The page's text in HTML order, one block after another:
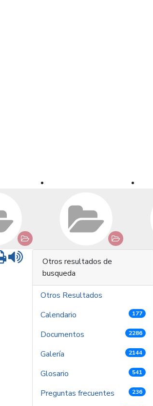
Imprimir
Otros resultados de
busqueda
Otros Resultados
Calendario
177
Documentos 2286
Galería 2144
Glosario 541
Preguntas frecuentes 236